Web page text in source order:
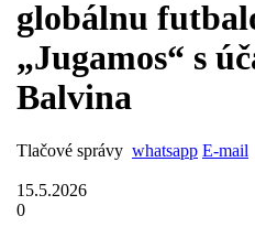
globálnu
„Jugamos“ s
Balvina
Tlačové správy whatsapp E-mail
15.5.2026
0